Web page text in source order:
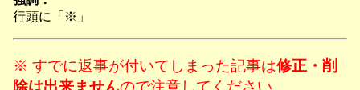
行頭に「※」
※ すでに返事が付いてしまった記事は修正・削
除は出来ませんので注意してください。